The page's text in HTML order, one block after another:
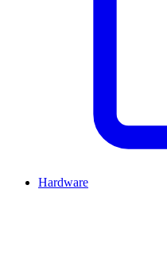
Hardware